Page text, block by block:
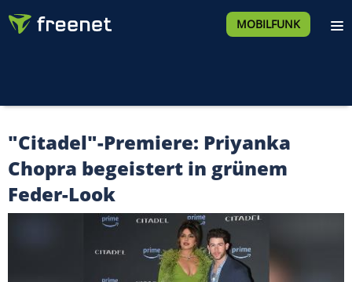
MOBILFUNK
"Citadel"-Premiere: Priyanka
Chopra begeistert in grünem
Feder-Look